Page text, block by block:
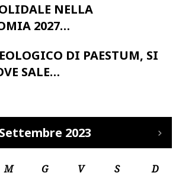
NELLA
2027…
DI PAESTUM, SI
SALE…
Settembre 2023
M G V S D